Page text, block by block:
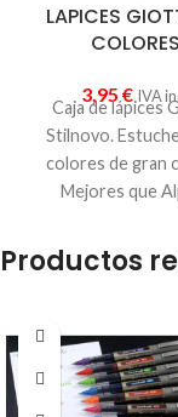
LAPICES
COLORES
3,95 € IVA
Caja de lápices
Stilnovo.
colores de gran
Mejores que
Productos